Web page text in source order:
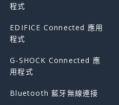
程式
EDIFICE Connected 應用
程式
G-SHOCK Connected 應
用程式
Bluetooth 藍牙無線連接